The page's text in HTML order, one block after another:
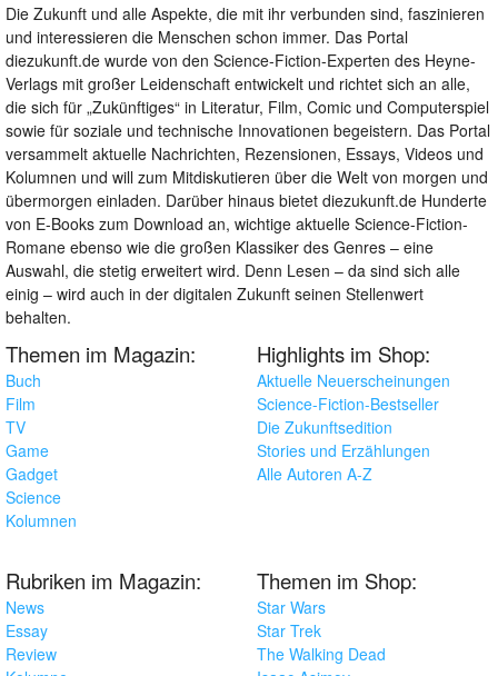
Die Zukunft und alle Aspekte, die mit ihr verbunden sind, faszinieren
und interessieren die Menschen schon immer. Das Portal
diezukunft.de wurde von den Science-Fiction-Experten des Heyne-
Verlags mit großer Leidenschaft entwickelt und richtet sich an alle,
die sich für „Zukünftiges“ in Literatur, Film, Comic und Computerspiel
sowie für soziale und technische Innovationen begeistern. Das Portal
versammelt aktuelle Nachrichten, Rezensionen, Essays, Videos und
Kolumnen und will zum Mitdiskutieren über die Welt von morgen und
übermorgen einladen. Darüber hinaus bietet diezukunft.de Hunderte
von E-Books zum Download an, wichtige aktuelle Science-Fiction-
Romane ebenso wie die großen Klassiker des Genres – eine
Auswahl, die stetig erweitert wird. Denn Lesen – da sind sich alle
einig – wird auch in der digitalen Zukunft seinen Stellenwert
behalten.
Themen im Magazin:
Buch
Film
TV
Game
Gadget
Science
Kolumnen
Highlights im Shop:
Aktuelle Neuerscheinungen
Science-Fiction-Bestseller
Die Zukunftsedition
Stories und Erzählungen
Alle Autoren A-Z
Rubriken im Magazin:
News
Essay
Review
Themen im Shop:
Star Wars
Star Trek
The Walking Dead